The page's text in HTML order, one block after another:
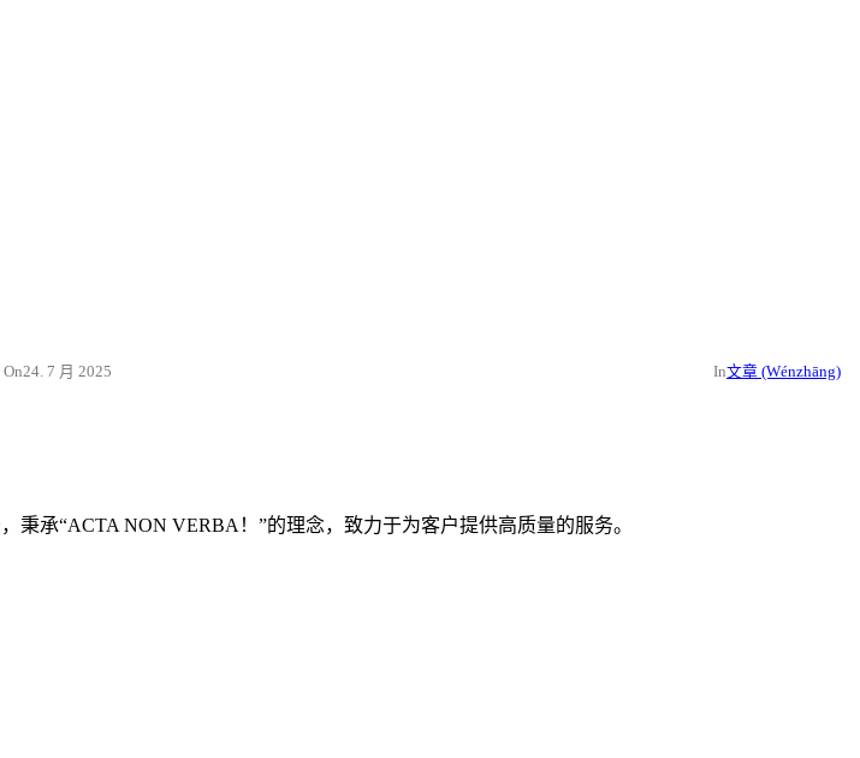
On24. 7 月 2025 In文章 (Wénzhāng)
秉承“ACTA NON VERBA！”的理念，致力于为客户提供高质量的服务。